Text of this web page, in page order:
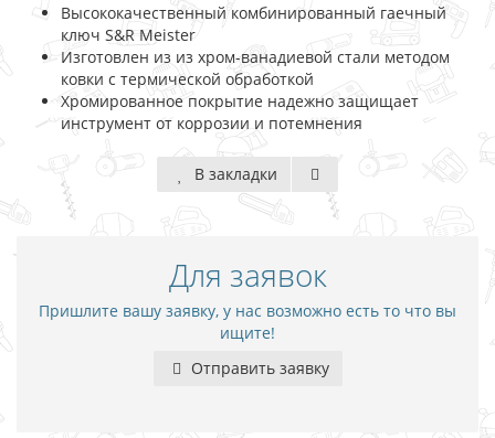
Высококачественный комбинированный гаечный
ключ S&R Meister
Изготовлен из из хром-ванадиевой стали методом
ковки с термической обработкой
Хромированное покрытие надежно защищает
инструмент от коррозии и потемнения
В закладки
Для заявок
Пришлите вашу заявку, у нас возможно есть то что вы
ищите!
Отправить заявку